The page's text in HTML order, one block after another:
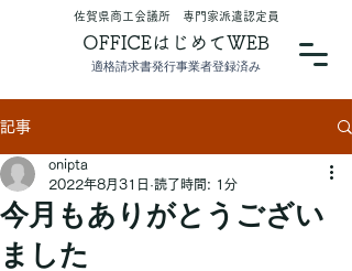
OFFICEはじめてWEB
​佐賀県商工会議所 専門家派遣認定員
適格請求書発行事業者登録済み
記事
今月もありがとうござい
ました
onipta
2022年8月31日 読了時間: 1分